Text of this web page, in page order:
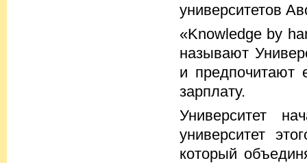
университетов
«Knowledge by
называют
и предпочитают
зарплату.
Университет
университет
который